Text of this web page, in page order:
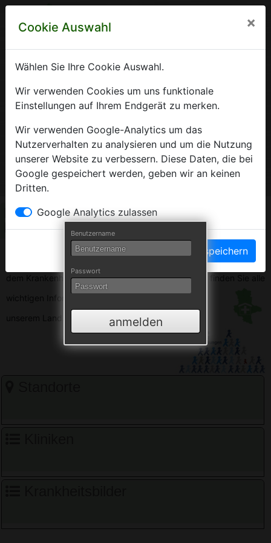
Krankenhausverzeichnis
Sachsen-Anhalt
Ein Service der Krankenhausgesellschaft Sachsen-Anhalt
e.V.
Herzlich Willkommen auf den Seiten der
Krankenhäuser Sachsen-Anhalts
Die Krankenhausgesellschaft Sachsen-Anhalt begrüßt Sie auf
dem Krankenhausverzeichnis Sachsen-Anhalt. Hier finden Sie alle
Benutzername
Passwort
anmelden
Cookie Auswahl ×
Wählen Sie Ihre Cookie Auswahl.
Wir verwenden Cookies um uns funktionale
Einstellungen auf Ihrem Endgerät zu merken.
Wir verwenden Google-Analytics um das
Nutzerverhalten zu analysieren und um die Nutzung
unserer Website zu verbessern. Diese Daten, die bei
Google gespeichert werden, geben wir an keinen
Dritten.
Google Analytics zulassen
Einstellungen speichern